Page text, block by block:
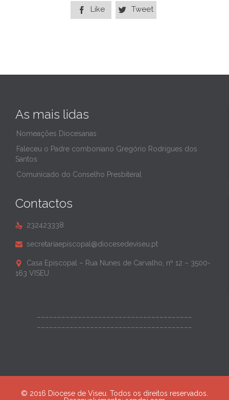
 Like  Tweet
As mais lidas
Nomeações Diocesanas
Faleceu o Padre comboniano Gregório Rodrigues dos
Santos
Comunicado do Conselho Presbiteral
Contactos
 232423338
 secretariaepiscopal@diocesedeviseu.pt

Casa Episcopal – Rua Nunes de Carvalho, nº 12 – 3500-
163 VISEU
© 2016 Diocese de Viseu. Todos os direitos reservados.